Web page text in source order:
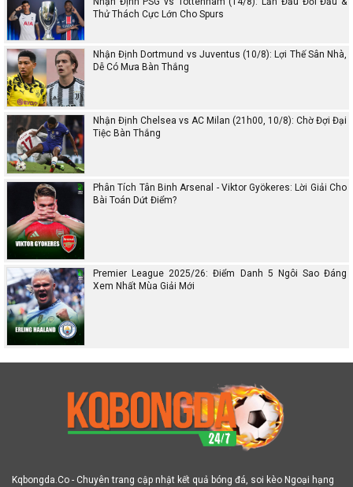
TIN MỚI
Nhận Định Wolves vs Man City (23h30, 16/8): Cựu Vương
Nhận Định MU vs Arsenal (22h30, 17/8): Đại Chiến Khai
Màn, Chờ Đợi Bữa Tiệc Bàn Thắng
Đài Villa Park Thử Lửa 'Chích Chòe' Khủng Hoảng
Thử Thách Cực Lớn Cho Spurs
Tiệc Bàn Thắng
Phân Tích Tân Binh Arsenal - Viktor Gyökeres: Lời Giải Cho